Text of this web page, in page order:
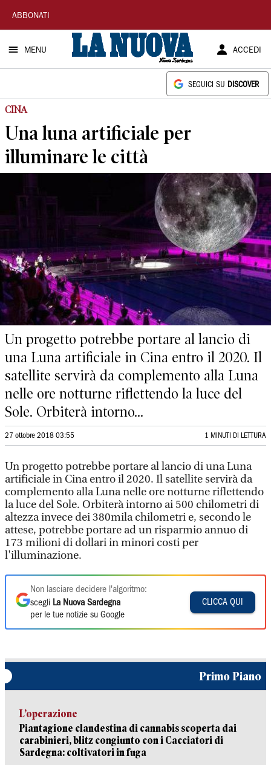
La
Nuova
Sardegna
ABBONATI
MENU ACCEDI
SEGUICI SU DISCOVER
CINA
Una luna artificiale per
illuminare le città
Un progetto potrebbe portare al lancio di
una Luna artificiale in Cina entro il 2020. Il
satellite servirà da complemento alla Luna
nelle ore notturne riflettendo la luce del
Sole. Orbiterà intorno...
27 ottobre 2018 03:55 1 MINUTI DI LETTURA
Un progetto potrebbe portare al lancio di una Luna
artificiale in Cina entro il 2020. Il satellite servirà da
complemento alla Luna nelle ore notturne riflettendo
la luce del Sole. Orbiterà intorno ai 500 chilometri di
altezza invece dei 380mila chilometri e, secondo le
attese, potrebbe portare ad un risparmio annuo di
173 milioni di dollari in minori costi per
l'illuminazione.
Non lasciare decidere l'algoritmo:
scegli La Nuova Sardegna
per le tue notizie su Google
CLICCA QUI
Primo Piano
L’operazione
Piantagione clandestina di cannabis scoperta dai
carabinieri, blitz congiunto con i Cacciatori di
Sardegna: coltivatori in fuga